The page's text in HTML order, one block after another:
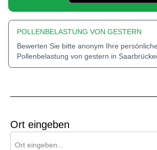
POLLENBELASTUNG VON GESTERN
Bewerten Sie bitte anonym Ihre persönliche
Pollenbelastung von gestern in
Ort eingeben
Ort eingeben...